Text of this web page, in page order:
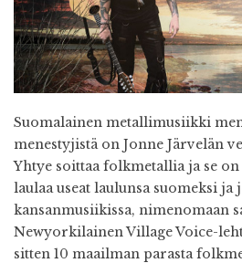
Suomalainen metallimusiikki
menestyjistä on Jonne Järvelän
Yhtye soittaa folkmetallia ja se
laulaa useat laulunsa suomeksi
kansanmusiikissa, nimenomaan
Newyorkilainen Village Voice-
sitten 10 maailman parasta